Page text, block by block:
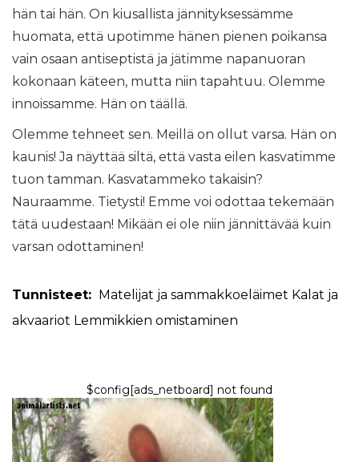
hän tai hän. On kiusallista jännityksessämme
huomata, että upotimme hänen pienen poikansa
vain osaan antiseptistä ja jätimme napanuoran
kokonaan käteen, mutta niin tapahtuu. Olemme
innoissamme. Hän on täällä.
Olemme tehneet sen. Meillä on ollut varsa. Hän on
kaunis! Ja näyttää siltä, ​​että vasta eilen kasvatimme
tuon tamman. Kasvatammeko takaisin?
Nauraamme. Tietysti! Emme voi odottaa tekemään
tätä uudestaan! Mikään ei ole niin jännittävää kuin
varsan odottaminen!
Tunnisteet: Matelijat ja sammakkoeläimet Kalat ja
akvaariot Lemmikkien omistaminen
$config[ads_netboard] not found